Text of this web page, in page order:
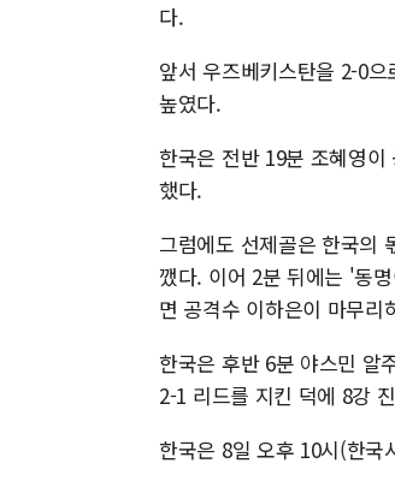
다.
앞서 우즈베키스탄을 2-0
높였다.
한국은 전반 19분 조혜영
했다.
그럼에도 선제골은 한국의
깼다. 이어 2분 뒤에는 '동
면 공격수 이하은이 마무리
한국은 후반 6분 야스민 알
2-1 리드를 지킨 덕에 8강
한국은 8일 오후 10시(한국